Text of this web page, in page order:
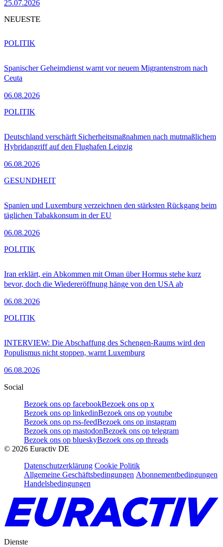
25.07.2026
NEUESTE
Spanischer Geheimdienst warnt vor neuem Migrantenstrom nach
Ceuta
06.08.2026
POLITIK
Deutschland verschärft Sicherheitsmaßnahmen nach mutmaßlichem
Hybridangriff auf den Flughafen Leipzig
06.08.2026
POLITIK
Spanien und Luxemburg verzeichnen den stärksten Rückgang beim
täglichen Tabakkonsum in der EU
06.08.2026
GESUNDHEIT
Iran erklärt, ein Abkommen mit Oman über Hormus stehe kurz
bevor, doch die Wiedereröffnung hänge von den USA ab
06.08.2026
POLITIK
INTERVIEW: Die Abschaffung des Schengen-Raums wird den
Populismus nicht stoppen, warnt Luxemburg
06.08.2026
POLITIK
Social
Bezoek ons op facebookBezoek ons op x
Bezoek ons op linkedinBezoek ons op youtube
Bezoek ons op rss-feedBezoek ons op instagram
Bezoek ons op mastodonBezoek ons op telegram
Bezoek ons op blueskyBezoek ons op threads
© 2026 Euractiv DE
Datenschutzerklärung Cookie Politik
Allgemeine Geschäftsbedingungen Abonnementbedingungen
Handelsbedingungen
Dienste